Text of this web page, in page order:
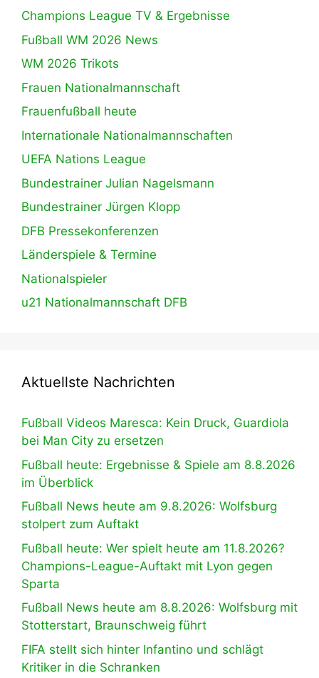
Champions League TV & Ergebnisse
Fußball WM 2026 News
WM 2026 Trikots
Frauen Nationalmannschaft
Frauenfußball heute
Internationale Nationalmannschaften
UEFA Nations League
Bundestrainer Julian Nagelsmann
Bundestrainer Jürgen Klopp
DFB Pressekonferenzen
Länderspiele & Termine
Nationalspieler
u21 Nationalmannschaft DFB
Aktuellste Nachrichten
Fußball Videos Maresca: Kein Druck, Guardiola
bei Man City zu ersetzen
Fußball heute: Ergebnisse & Spiele am 8.8.2026
im Überblick
Fußball News heute am 9.8.2026: Wolfsburg
stolpert zum Auftakt
Fußball heute: Wer spielt heute am 11.8.2026?
Champions-League-Auftakt mit Lyon gegen
Sparta
Fußball News heute am 8.8.2026: Wolfsburg mit
Stotterstart, Braunschweig führt
FIFA stellt sich hinter Infantino und schlägt
Kritiker in die Schranken